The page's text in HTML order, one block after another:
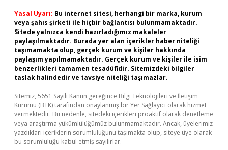
Yasal Uyarı: Bu internet sitesi, herhangi bir marka, kurum
veya şahıs şirketi ile hiçbir bağlantısı bulunmamaktadır.
Sitede yalnızca kendi hazırladığımız makaleler
paylaşılmaktadır. Burada yer alan içerikler haber niteliği
taşımamakta olup, gerçek kurum ve kişiler hakkında
paylaşım yapılmamaktadır. Gerçek kurum ve kişiler ile isim
benzerlikleri tamamen tesadüfidir. Sitemizdeki bilgiler
taslak halindedir ve tavsiye niteliği taşımazlar.
Sitemiz, 5651 Sayılı Kanun gereğince Bilgi Teknolojileri ve İletişim
Kurumu (BTK) tarafından onaylanmış bir Yer Sağlayıcı olarak hizmet
vermektedir. Bu nedenle, sitedeki içerikleri proaktif olarak denetleme
veya araştırma yükümlülüğümüz bulunmamaktadır. Ancak, üyelerimiz
yazdıkları içeriklerin sorumluluğunu taşımakta olup, siteye üye olarak
bu sorumluluğu kabul etmiş sayılırlar.